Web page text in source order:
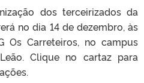
dos terceirizados da
no dia 14 de dezembro, às
Os Carreteiros, no campus
Clique no cartaz para